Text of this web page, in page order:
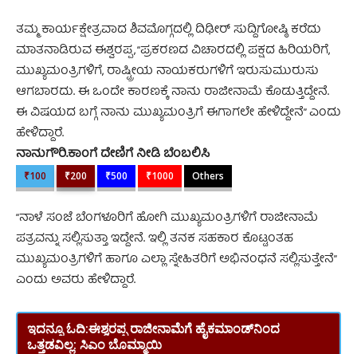
ತಮ್ಮ ಕಾರ್ಯಕ್ಷೇತ್ರವಾದ ಶಿವಮೊಗ್ಗದಲ್ಲಿ ದಿಢೀರ್‌‌ ಸುದ್ದಿಗೋಷ್ಠಿ ಕರೆದು
ಮಾತನಾಡಿರುವ ಈಶ್ವರಪ್ಪ, “ಪ್ರಕರಣದ ವಿಚಾರದಲ್ಲಿ ಪಕ್ಷದ ಹಿರಿಯರಿಗೆ,
ಮುಖ್ಯಮಂತ್ರಿಗಳಿಗೆ, ರಾಷ್ಟ್ರೀಯ ನಾಯಕರುಗಳಿಗೆ ಇರುಸುಮುರುಸು
ಆಗಬಾರದು. ಈ ಒಂದೇ ಕಾರಣಕ್ಕೆ ನಾನು ರಾಜೀನಾಮೆ ಕೊಡುತ್ತಿದ್ದೇನೆ.
ಈ ವಿಷಯದ ಬಗ್ಗೆ ನಾನು ಮುಖ್ಯಮಂತ್ರಿಗೆ ಈಗಾಗಲೇ ಹೇಳಿದ್ದೇನೆ” ಎಂದು
ಹೇಳಿದ್ದಾರೆ.
ನಾನುಗೌರಿ.ಕಾಂಗೆ ದೇಣಿಗೆ ನೀಡಿ ಬೆಂಬಲಿಸಿ
₹100 ₹200 ₹500 ₹1000 Others
“ನಾಳೆ ಸಂಜೆ ಬೆಂಗಳೂರಿಗೆ ಹೋಗಿ ಮುಖ್ಯಮಂತ್ರಿಗಳಿಗೆ ರಾಜೀನಾಮೆ
ಪತ್ರವನ್ನು ಸಲ್ಲಿಸುತ್ತಾ ಇದ್ದೇನೆ. ಇಲ್ಲಿ ತನಕ ಸಹಕಾರ ಕೊಟ್ಟಂತಹ
ಮುಖ್ಯಮಂತ್ರಿಗಳಿಗೆ ಹಾಗೂ ಎಲ್ಲಾ ಸ್ನೇಹಿತರಿಗೆ ಅಭಿನಂಧನೆ ಸಲ್ಲಿಸುತ್ತೇನೆ”
ಎಂದು ಅವರು ಹೇಳಿದ್ದಾರೆ.
ಇದನ್ನೂ ಓದಿ:ಈಶ್ವರಪ್ಪ ರಾಜೀನಾಮೆಗೆ ಹೈಕಮಾಂಡ್‌ನಿಂದ
ಒತ್ತಡವಿಲ್ಲ: ಸಿಎಂ ಬೊಮ್ಮಾಯಿ